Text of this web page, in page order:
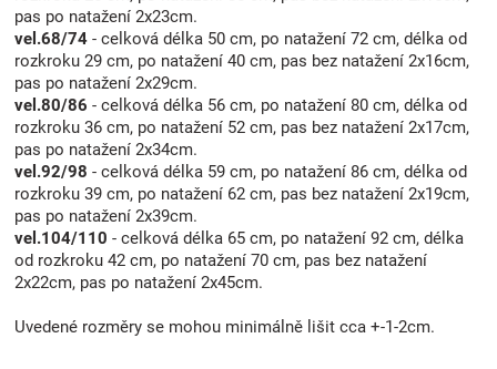
pas po natažení 2x23cm.
vel.68/74 - celková délka 50 cm, po natažení 72 cm, délka od
rozkroku 29 cm, po natažení 40 cm, pas bez natažení 2x16cm,
pas po natažení 2x29cm.
vel.80/86 - celková délka 56 cm, po natažení 80 cm, délka od
rozkroku 36 cm, po natažení 52 cm, pas bez natažení 2x17cm,
pas po natažení 2x34cm.
vel.92/98 - celková délka 59 cm, po natažení 86 cm, délka od
rozkroku 39 cm, po natažení 62 cm, pas bez natažení 2x19cm,
pas po natažení 2x39cm.
vel.104/110 - celková délka 65 cm, po natažení 92 cm, délka
od rozkroku 42 cm, po natažení 70 cm, pas bez natažení
2x22cm, pas po natažení 2x45cm.
Uvedené rozměry se mohou minimálně lišit cca +-1-2cm.